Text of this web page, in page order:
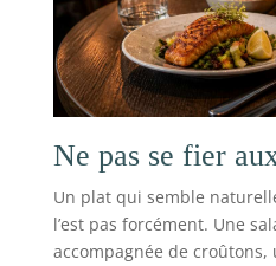
Ne pas se fier
Un plat qui semble
l’est pas forcément. Une
accompagnée de